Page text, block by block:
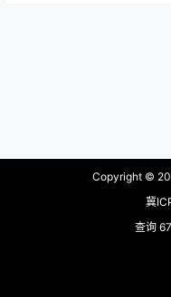
Copyright ©
冀
查询